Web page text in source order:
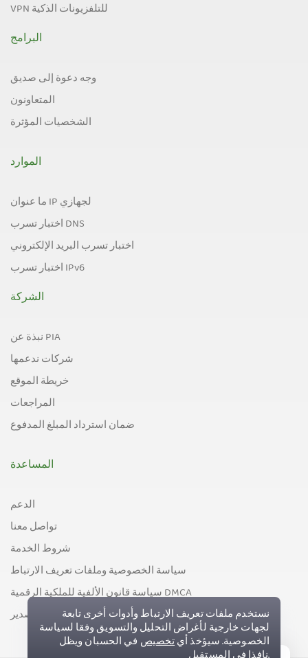
VPN للتلفزيونات الذكية
البرامج
وجه دعوة إلى صديق
المتعاونون
الشخصيات المؤثرة
الموارد
ما عنوان IP لجهازي
اختبار تسرب DNS
اختبار تسرب البريد الإلكتروني
اختبار تسرب IPv6
الشركة
نبذة عن PIA
شركات ندعمها
خريطة الموقع
المراجعات
ضمان استرداد المبلغ المدفوع
المساعدة
الدعم
تواصل معنا
شروط الخدمة
سياسة الخصوصية وملفات تعريف الارتباط
سياسة قانون الألفية للملكية الرقمية DMCA
سياسة مراقبة التصدير